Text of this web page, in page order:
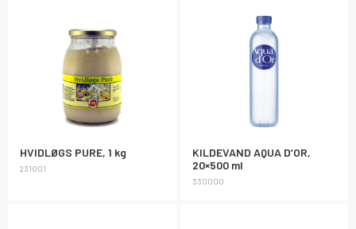
HVIDLØGS PURE, 1 kg
231001
KILDEVAND AQUA D’OR,
20×500 ml
330000